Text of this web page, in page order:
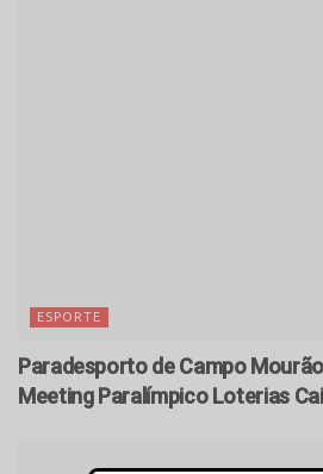
ESPORTE
Paradesporto de Campo
Meeting Paralímpico Loterias